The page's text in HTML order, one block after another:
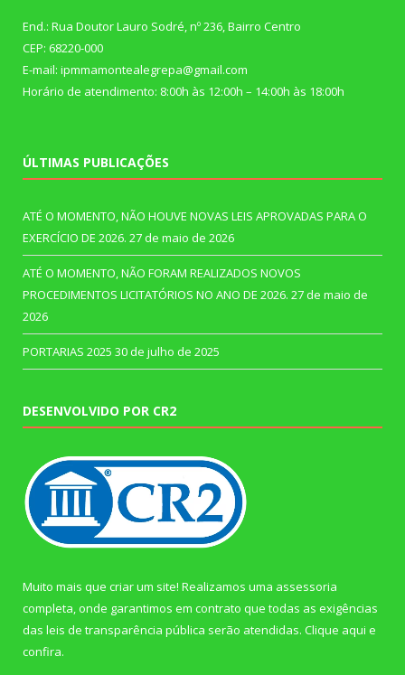
End.: Rua Doutor Lauro Sodré, nº 236, Bairro Centro
CEP: 68220-000
E-mail: ipmmamontealegrepa@gmail.com
Horário de atendimento: 8:00h às 12:00h – 14:00h às 18:00h
ÚLTIMAS PUBLICAÇÕES
ATÉ O MOMENTO, NÃO HOUVE NOVAS LEIS APROVADAS PARA O
EXERCÍCIO DE 2026. 27 de maio de 2026
ATÉ O MOMENTO, NÃO FORAM REALIZADOS NOVOS
PROCEDIMENTOS LICITATÓRIOS NO ANO DE 2026. 27 de maio de
2026
PORTARIAS 2025 30 de julho de 2025
DESENVOLVIDO POR CR2
Muito mais que criar um site! Realizamos uma assessoria
completa, onde garantimos em contrato que todas as exigências
das leis de transparência pública serão atendidas. Clique aqui e
confira.